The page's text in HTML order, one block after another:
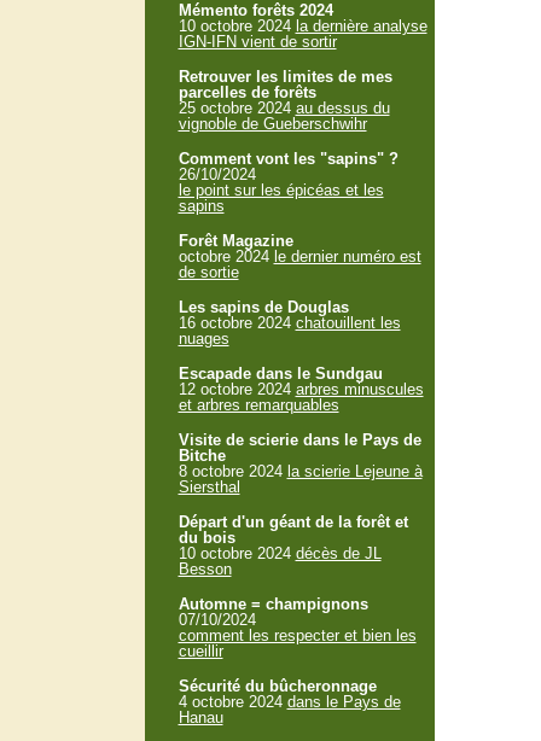
Mémento forêts 2024
10 octobre 2024 la dernière analyse
IGN-IFN vient de sortir
Retrouver les limites de mes
parcelles de forêts
25 octobre 2024 au dessus du
vignoble de Gueberschwihr
Comment vont les "sapins" ?
26/10/2024
le point sur les épicéas et les
sapins
Forêt Magazine
octobre 2024 le dernier numéro est
de sortie
Les sapins de Douglas
16 octobre 2024 chatouillent les
nuages
Escapade dans le Sundgau
12 octobre 2024 arbres minuscules
et arbres remarquables
Visite de scierie dans le Pays de
Bitche
8 octobre 2024 la scierie Lejeune à
Siersthal
Départ d'un géant de la forêt et
du bois
10 octobre 2024 décès de JL
Besson
Automne = champignons
07/10/2024
comment les respecter et bien les
cueillir
Sécurité du bûcheronnage
4 octobre 2024 dans le Pays de
Hanau